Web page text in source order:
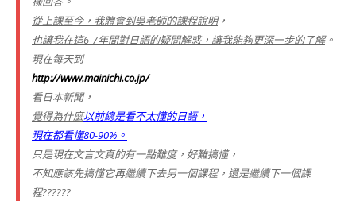
從上課至今，我體會到吳老師的課程說明，
也讓我在這6-7年間對日語的疑問解惑，讓我能夠更深一步的了解。
現在每天到
http://www.mainichi.co.jp/
看日本新聞，
覺得為什麼以前總是看不太懂的日語，
現在都看懂80-90%。
只是現在文言文真的有一點難度，好難搞懂，
不知應該先搞懂它再繼續下去另一個課程，還是繼續下一個課
程??????